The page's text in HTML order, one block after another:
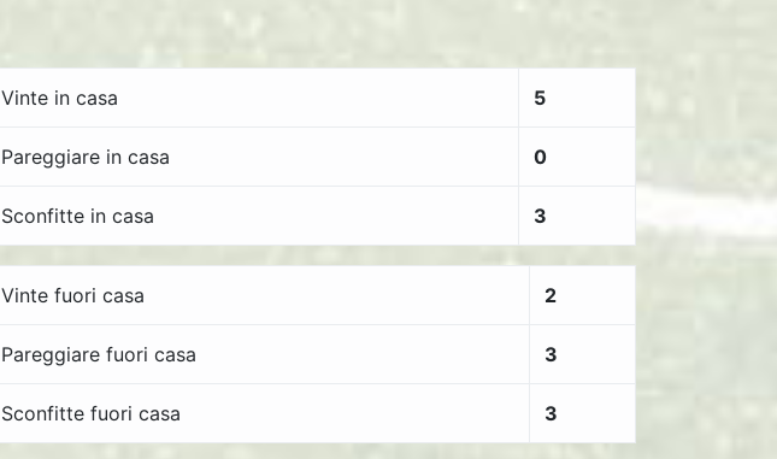
Vinte in casa 5
Pareggiare in casa 0
Sconfitte in casa 3
Vinte fuori casa 2
Pareggiare fuori casa 3
Sconfitte fuori casa 3